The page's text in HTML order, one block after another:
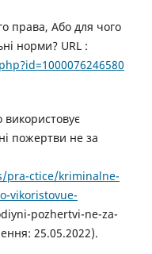
права, Або для чого
норми? URL :
пожертви не за
pra-ctice/kriminalne-
vikoristovue-
pozhertvi-ne-za-
25.05.2022).